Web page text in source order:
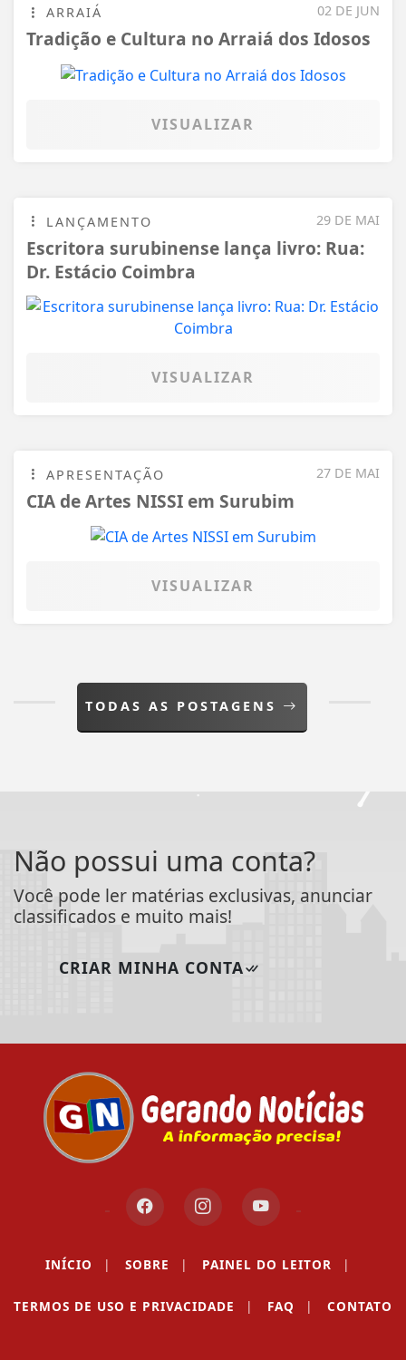
02 DE JUN
ARRAIÁ
Tradição e Cultura no Arraiá dos Idosos
VISUALIZAR
29 DE MAI
LANÇAMENTO
Escritora surubinense lança livro: Rua:
Dr. Estácio Coimbra
VISUALIZAR
27 DE MAI
APRESENTAÇÃO
CIA de Artes NISSI em Surubim
VISUALIZAR
TODAS AS POSTAGENS
Não possui uma conta?
Você pode ler matérias exclusivas, anunciar
classificados e muito mais!
CRIAR MINHA CONTA
INÍCIO | SOBRE | PAINEL DO LEITOR |
TERMOS DE USO E PRIVACIDADE | FAQ | CONTATO